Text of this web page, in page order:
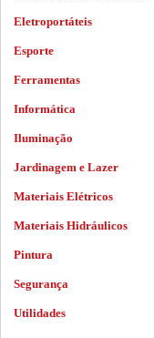
Eletroportáteis
Esporte
Ferramentas
Informática
Iluminação
Jardinagem e Lazer
Materiais Elétricos
Materiais Hidráulicos
Pintura
Segurança
Utilidades